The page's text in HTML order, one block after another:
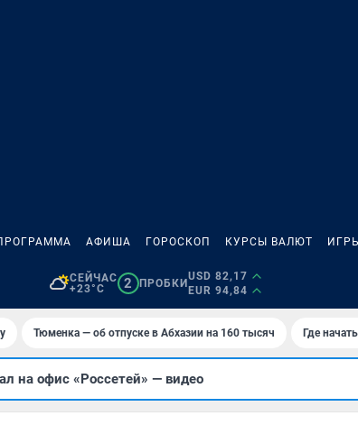
АФИША ГОРОСКОП КУРСЫ ВАЛЮТ
СЕЙЧАС
+23°C
2 ПРОБКИ
USD 82,17
EUR 94,84
Тюменка — об отпуске в Абхазии на 160 тысяч Где
на офис «Россетей» — видео